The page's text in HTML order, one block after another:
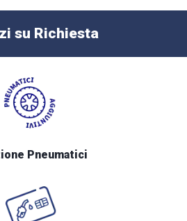
su Richiesta
Pneumatici